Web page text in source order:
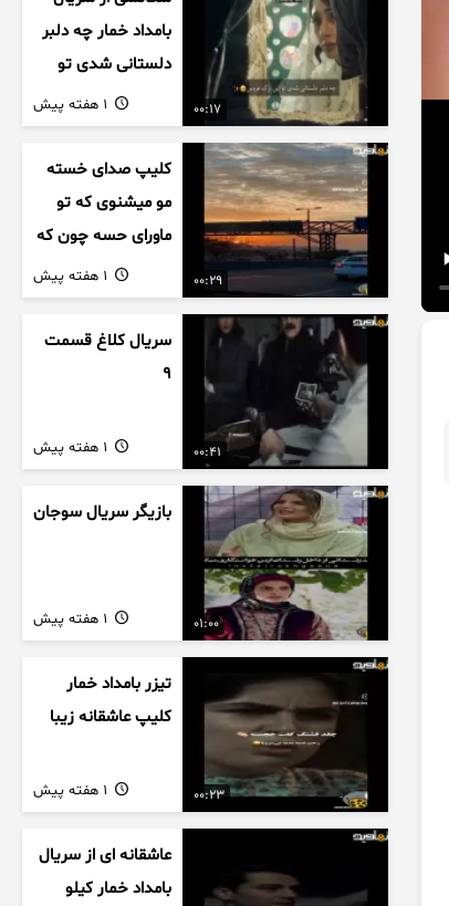
00:17
بامداد خمار چه دلبر
دلستانی شدی تو
این بزک عروس..
00:29
کلیپ صدای خسته
مو میشنوی که تو
ماورای حسه چون که
داریم می رسیم به
اخرای قصه
00:41
سریال کلاغ قسمت
9
01:00
بازیگر سریال سوجان
00:23
تیزر بامداد خمار
کلیپ عاشقانه زیبا
عاشقانه ای از سریال
بامداد خمار کیلو